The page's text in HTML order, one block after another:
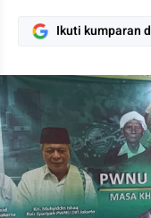
Ikuti kumparan